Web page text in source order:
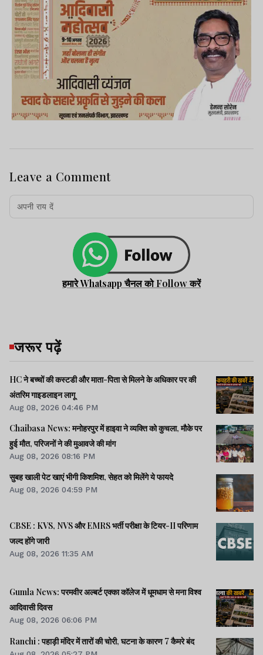
Leave a Comment
हमारे Whatsapp चैनल को Follow करें
जरूर पढ़ें
HC ने बच्चों की कस्टडी और माता-पिता से मिलने के अधिकार पर की
अंतरिम गाइडलाइन लागू
Aug 08, 2026 04:46 PM
Chaibasa News: मनोहरपुर में हाइवा ने व्यक्ति को कुचला, मौके पर
हुई मौत, परिजनों ने की मुआवजे की मांग
Aug 08, 2026 08:16 PM
सुबह खाली पेट खाएं भीगी किशमिश, सेहत को मिलेंगे ये फायदे
Aug 08, 2026 04:59 PM
CBSE : KVS, NVS और EMRS भर्ती परीक्षा के टियर-II परिणाम
जल्द होंगे जारी
Aug 08, 2026 11:35 AM
Gumla News: परमवीर अल्बर्ट एक्का कॉलेज में धूमधाम से मना विश्व
आदिवासी दिवस
Aug 08, 2026 06:06 PM
Ranchi : पहाड़ी मंदिर में तारों की चोरी, घटना के कारण 7 कैमरे बंद